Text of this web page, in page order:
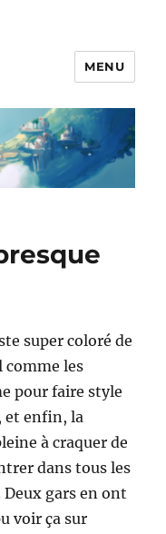
MENU
super coloré de
comme les
pour faire style
et enfin, la
à craquer de
dans tous les
Deux gars en ont
voir ça sur